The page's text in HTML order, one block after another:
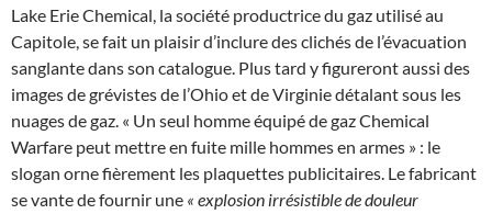
Lake Erie Chemical, la société productrice du gaz utilisé au
Capitole, se fait un plaisir d’inclure des clichés de l’évacuation
sanglante dans son catalogue. Plus tard y figureront aussi des
images de grévistes de l’Ohio et de Virginie détalant sous les
nuages de gaz. « Un seul homme équipé de gaz Chemical
Warfare peut mettre en fuite mille hommes en armes » : le
slogan orne fièrement les plaquettes publicitaires. Le fabricant
se vante de fournir une « explosion irrésistible de douleur